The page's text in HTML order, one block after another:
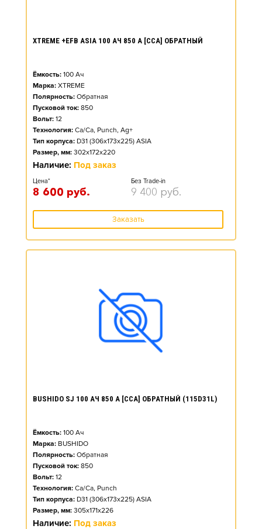
XTREME +EFB ASIA 100 АЧ 850 А [CCA] ОБРАТНЫЙ
Ёмкость: 100 Ач
Марка: XTREME
Полярность: Обратная
Пусковой ток: 850
Вольт: 12
Технология: Ca/Ca, Punch, Ag+
Тип корпуса: D31 (306x173x225) ASIA
Размер, мм: 302x172x220
Наличие: Под заказ
Цена*
8 600 руб.
Без Trade-in
9 400 руб.
Заказать
BUSHIDO SJ 100 АЧ 850 А [CCA] ОБРАТНЫЙ (115D31L)
Ёмкость: 100 Ач
Марка: BUSHIDO
Полярность: Обратная
Пусковой ток: 850
Вольт: 12
Технология: Ca/Ca, Punch
Тип корпуса: D31 (306x173x225) ASIA
Размер, мм: 305x171x226
Наличие: Под заказ